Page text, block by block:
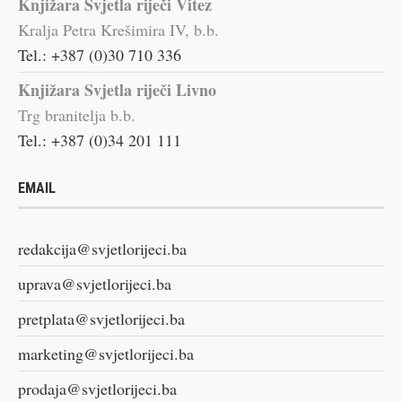
Kralja Petra Krešimira IV, b.b.
Tel.: +387 (0)30 710 336
Knjižara Svjetla riječi Livno
Trg branitelja b.b.
Tel.: +387 (0)34 201 111
EMAIL
redakcija@svjetlorijeci.ba
uprava@svjetlorijeci.ba
pretplata@svjetlorijeci.ba
marketing@svjetlorijeci.ba
prodaja@svjetlorijeci.ba